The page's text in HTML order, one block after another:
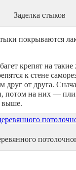
Заделка стыков
покрываются
крепят на
к стене
друг от друга.
потом на них —
выше.